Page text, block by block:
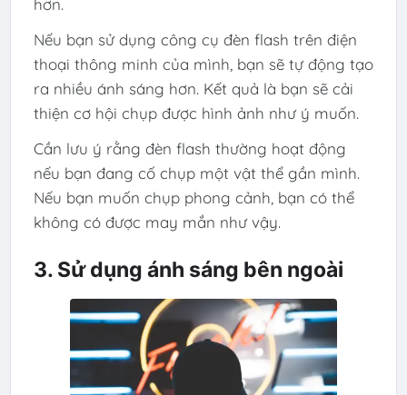
Nếu bạn sử dụng công cụ đèn flash trên điện
thoại thông minh của mình, bạn sẽ tự động tạo
ra nhiều ánh sáng hơn. Kết quả là bạn sẽ cải
thiện cơ hội chụp được hình ảnh như ý muốn.
Cần lưu ý rằng đèn flash thường hoạt động
nếu bạn đang cố chụp một vật thể gần mình.
Nếu bạn muốn chụp phong cảnh, bạn có thể
không có được may mắn như vậy.
3. Sử dụng ánh sáng bên ngoài